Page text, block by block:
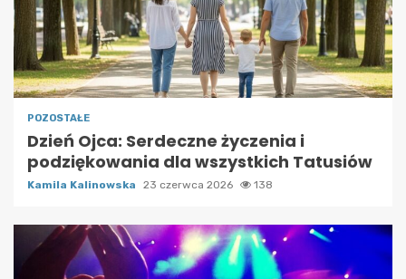
POZOSTAŁE
Dzień Ojca: Serdeczne życzenia i
podziękowania dla wszystkich Tatusiów
Kamila Kalinowska 23 czerwca 2026 138